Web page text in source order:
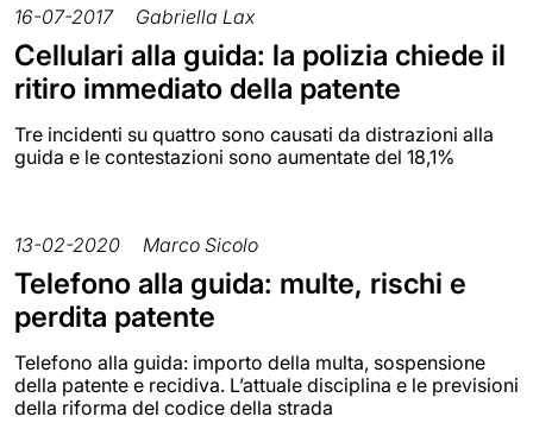
16-07-2017 Gabriella Lax
Cellulari alla guida: la polizia chiede il
ritiro immediato della patente
Tre incidenti su quattro sono causati da distrazioni alla
guida e le contestazioni sono aumentate del 18,1%
13-02-2020 Marco Sicolo
Telefono alla guida: multe, rischi e
perdita patente
Telefono alla guida: importo della multa, sospensione
della patente e recidiva. L’attuale disciplina e le previsioni
della riforma del codice della strada